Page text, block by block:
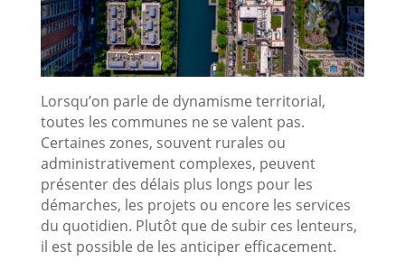
Lorsqu’on parle de dynamisme territorial,
toutes les communes ne se valent pas.
Certaines zones, souvent rurales ou
administrativement complexes, peuvent
présenter des délais plus longs pour les
démarches, les projets ou encore les services
du quotidien. Plutôt que de subir ces lenteurs,
il est possible de les anticiper efficacement.